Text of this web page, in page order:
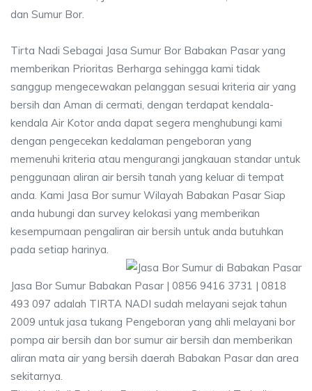
dan Sumur Bor.
Tirta Nadi Sebagai Jasa Sumur Bor Babakan Pasar yang
memberikan Prioritas Berharga sehingga kami tidak
sanggup mengecewakan pelanggan sesuai kriteria air yang
bersih dan Aman di cermati, dengan terdapat kendala-
kendala Air Kotor anda dapat segera menghubungi kami
dengan pengecekan kedalaman pengeboran yang
memenuhi kriteria atau mengurangi jangkauan standar untuk
penggunaan aliran air bersih tanah yang keluar di tempat
anda. Kami Jasa Bor sumur Wilayah Babakan Pasar Siap
anda hubungi dan survey kelokasi yang memberikan
kesempurnaan pengaliran air bersih untuk anda butuhkan
pada setiap harinya.
Jasa Bor Sumur Babakan Pasar | 0856 9416 3731 | 0818
493 097 adalah TIRTA NADI sudah melayani sejak tahun
2009 untuk jasa tukang Pengeboran yang ahli melayani bor
pompa air bersih dan bor sumur air bersih dan memberikan
aliran mata air yang bersih daerah Babakan Pasar dan area
sekitarnya.